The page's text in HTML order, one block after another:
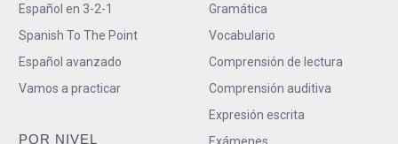
Español en 3-2-1
Spanish To The Point
Español avanzado
Vamos a practicar
POR NIVEL
Gramática
Vocabulario
Comprensión de lectura
Comprensión auditiva
Expresión escrita